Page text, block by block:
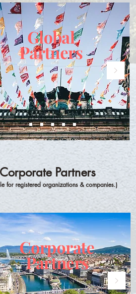
Global
Partners
Corporate Partners
forregisteredorganizations & companies.)
Corporate
Partners